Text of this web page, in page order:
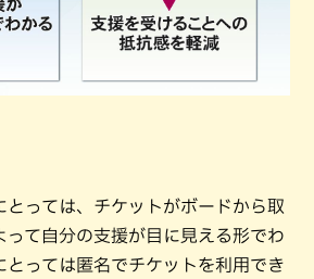
とっては、チケットがボードから取
って自分の支援が目に見える形でわ
とっては匿名でチケットを利用でき